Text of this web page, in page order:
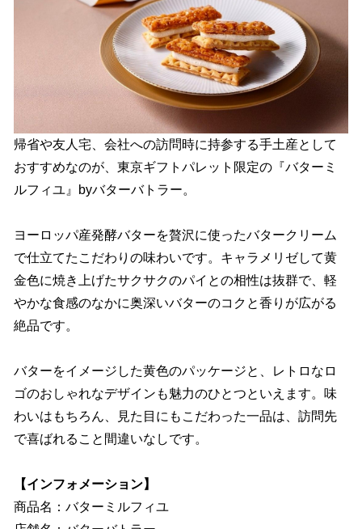
帰省や友人宅、会社への訪問時に持参する手土産として
おすすめなのが、東京ギフトパレット限定の『バターミ
ルフィユ』byバターバトラー。
ヨーロッパ産発酵バターを贅沢に使ったバタークリーム
で仕立てたこだわりの味わいです。キャラメリゼして黄
金色に焼き上げたサクサクのパイとの相性は抜群で、軽
やかな食感のなかに奥深いバターのコクと香りが広がる
絶品です。
バターをイメージした黄色のパッケージと、レトロなロ
ゴのおしゃれなデザインも魅力のひとつといえます。味
わいはもちろん、見た目にもこだわった一品は、訪問先
で喜ばれること間違いなしです。
【インフォメーション】
商品名：バターミルフィユ